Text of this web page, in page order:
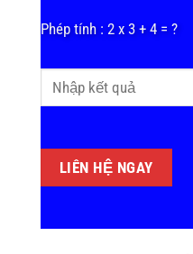
Phép tính : 2 x 3 + 4 = ?